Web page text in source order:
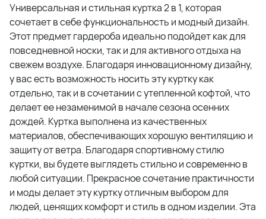
Универсальная и стильная куртка 2 в 1, которая
сочетает в себе функциональность и модный дизайн.
Этот предмет гардероба идеально подойдет как для
повседневной носки, так и для активного отдыха на
свежем воздухе. Благодаря инновационному дизайну,
у вас есть возможность носить эту куртку как
отдельно, так и в сочетании с утепленной кофтой, что
делает ее незаменимой в начале сезона осенних
дождей. Куртка выполнена из качественных
материалов, обеспечивающих хорошую вентиляцию и
защиту от ветра. Благодаря спортивному стилю
куртки, вы будете выглядеть стильно и современно в
любой ситуации. Прекрасное сочетание практичности
и моды делает эту куртку отличным выбором для
людей, ценящих комфорт и стиль в одном изделии. Эта